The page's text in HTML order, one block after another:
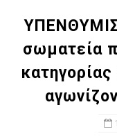
σωματεία